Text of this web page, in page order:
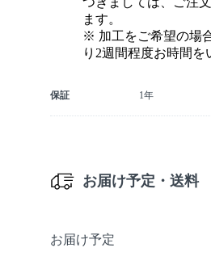
ます。
※ 加工をご希望の場
り2週間程度お時間を
保証 1年
お届け予定・送料
お届け予定